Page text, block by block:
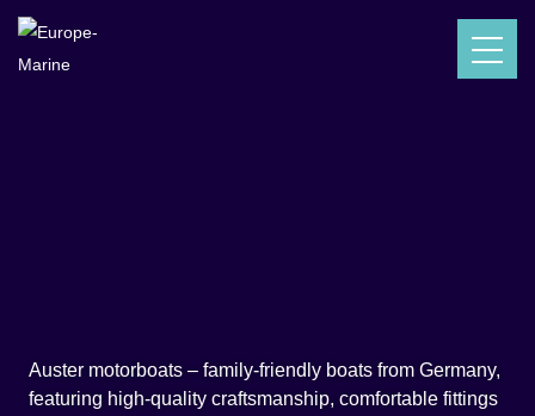
Auster motorboats – family-friendly boats from Germany,
featuring high-quality craftsmanship, comfortable fittings